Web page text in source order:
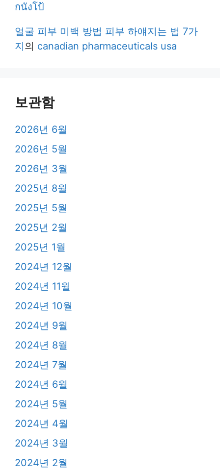
กนังโป้
얼굴 피부 미백 방법 피부 하얘지는 법 7가
지의 canadian pharmaceuticals usa
보관함
2026년 6월
2026년 5월
2026년 3월
2025년 8월
2025년 5월
2025년 2월
2025년 1월
2024년 12월
2024년 11월
2024년 10월
2024년 9월
2024년 8월
2024년 7월
2024년 6월
2024년 5월
2024년 4월
2024년 3월
2024년 2월